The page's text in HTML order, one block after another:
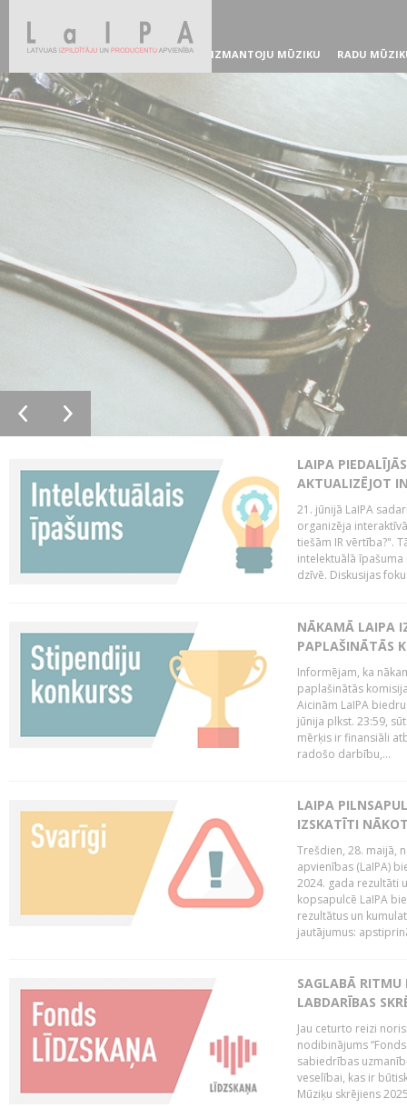
IZMANTOJU MŪZIKU RADU
LAIPA
AKTUALIZĒJOT
21. jūnijā LaIPA
organizēja
tiešām IR vērtība?".
intelektuālā
dzīvē. Diskusijas
NĀKAMĀ LAIPA
PAPLAŠINĀTĀS
Informējam, ka
paplašinātās
Aicinām LaIPA
jūnija plkst. 23:59,
mērķis ir finansiāli
radošo darbību,...
LAIPA
IZSKATĪTI
Trešdien, 28. maijā,
apvienības (LaIPA)
2024. gada rezultāti
kopsapulcē LaIPA
rezultātus un
jautājumus:
SAGLABĀ RITMU
LABDARĪBAS
Jau ceturto reizi
nodibinājums
sabiedrības
veselībai, kas ir
Mūziķu skrējiens